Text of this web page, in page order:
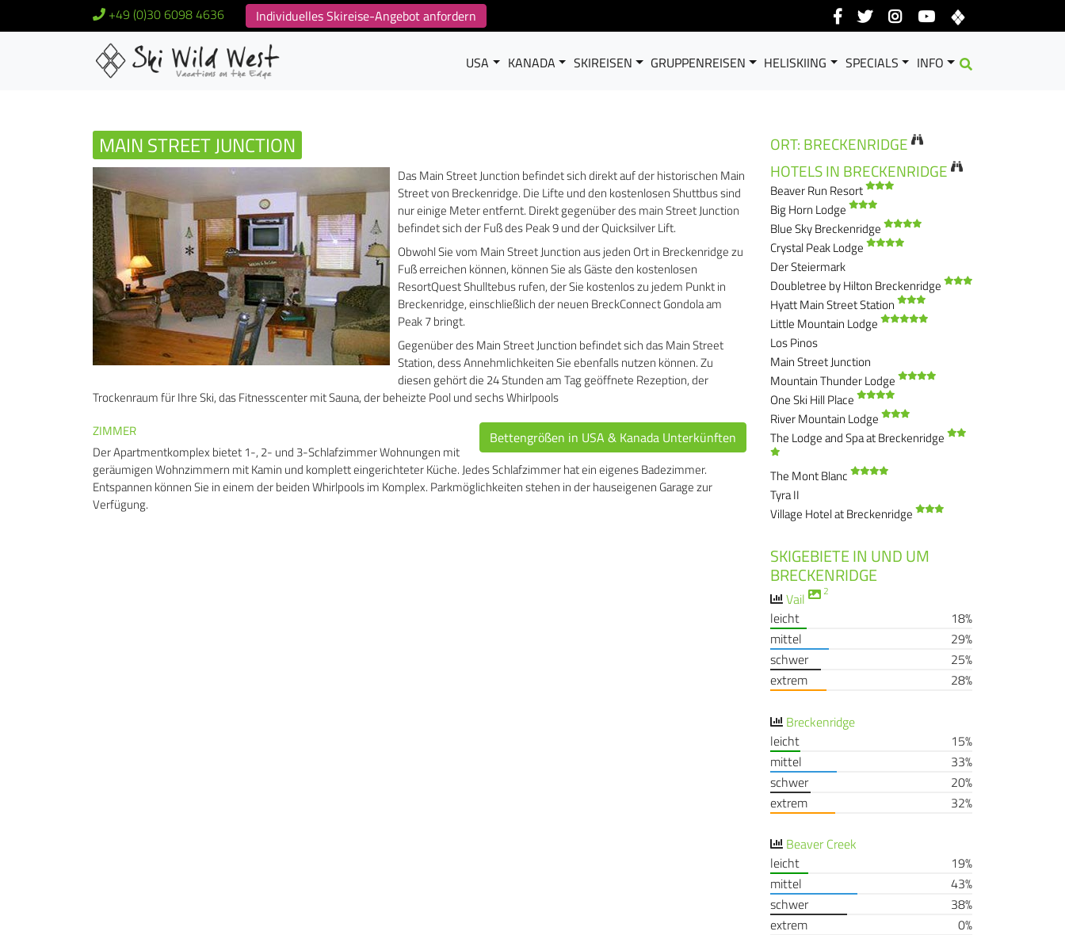
+49 (0)30 6098 4636 Individuelles Skireise-Angebot anfordern
USA KANADA SKIREISEN GRUPPENREISEN HELISKIING SPECIALS INFO
MAIN STREET JUNCTION
Das Main Street Junction befindet sich direkt auf der historischen Main
Street von Breckenridge. Die Lifte und den kostenlosen Shuttbus sind
nur einige Meter entfernt. Direkt gegenüber des main Street Junction
befindet sich der Fuß des Peak 9 und der Quicksilver Lift.
Obwohl Sie vom Main Street Junction aus jeden Ort in Breckenridge zu
Fuß erreichen können, können Sie als Gäste den kostenlosen
ResortQuest Shulltebus rufen, der Sie kostenlos zu jedem Punkt in
Breckenridge, einschließlich der neuen BreckConnect Gondola am
Peak 7 bringt.
Gegenüber des Main Street Junction befindet sich das Main Street
Station, dess Annehmlichkeiten Sie ebenfalls nutzen können. Zu
diesen gehört die 24 Stunden am Tag geöffnete Rezeption, der
Trockenraum für Ihre Ski, das Fitnesscenter mit Sauna, der beheizte Pool und sechs Whirlpools
ZIMMER
Bettengrößen in USA & Kanada Unterkünften
Der Apartmentkomplex bietet 1-, 2- und 3-Schlafzimmer Wohnungen mit
geräumigen Wohnzimmern mit Kamin und komplett eingerichteter Küche. Jedes Schlafzimmer hat ein eigenes Badezimmer.
Entspannen können Sie in einem der beiden Whirlpools im Komplex. Parkmöglichkeiten stehen in der hauseigenen Garage zur
Verfügung.
ORT: BRECKENRIDGE
HOTELS IN BRECKENRIDGE
Beaver Run Resort
Big Horn Lodge
Blue Sky Breckenridge
Crystal Peak Lodge
Der Steiermark
Doubletree by Hilton Breckenridge
Hyatt Main Street Station
Little Mountain Lodge
Los Pinos
Main Street Junction
Mountain Thunder Lodge
One Ski Hill Place
River Mountain Lodge
The Lodge and Spa at Breckenridge
The Mont Blanc
Tyra II
Village Hotel at Breckenridge
SKIGEBIETE IN UND UM
BRECKENRIDGE
Vail 2
leicht
18%
mittel
29%
schwer
25%
extrem
28%
Breckenridge
leicht
15%
mittel
33%
schwer
20%
extrem
32%
Beaver Creek
leicht
19%
mittel
43%
schwer
38%
extrem
0%